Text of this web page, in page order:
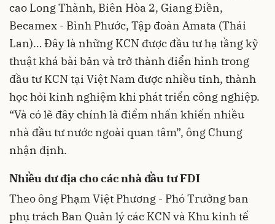
cao Long Thành, Biên Hòa 2, Giang Điền,
Becamex - Bình Phước, Tập đoàn Amata (Thái
Lan)… Đây là những KCN được đầu tư hạ tầng kỹ
thuật khá bài bản và trở thành điển hình trong
đầu tư KCN tại Việt Nam được nhiều tỉnh, thành
học hỏi kinh nghiệm khi phát triển công nghiệp.
“Và có lẽ đây chính là điểm nhấn khiến nhiều
nhà đầu tư nước ngoài quan tâm”, ông Chung
nhận định.
Nhiều dư địa cho các nhà đầu tư FDI
Theo ông Phạm Việt Phương - Phó Trưởng ban
phụ trách Ban Quản lý các KCN và Khu kinh tế